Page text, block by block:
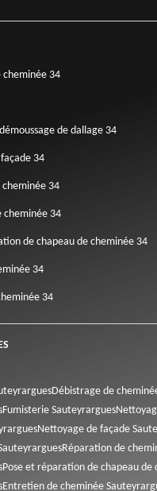
cheminée 34
de dallage 34
34
cheminée 34
cheminée 34
de chapeau de cheminée 34
34
34
Débistrage de
Fumisterie Sauteyrargues
Nettoyage de façade
Réparation de
Pose et réparation de chapeau de
Entretien de cheminée